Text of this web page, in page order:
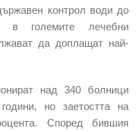
контрол води до
в големите лечебни
да доплащат най-
над 340 болници
но заетостта на
Според бившия